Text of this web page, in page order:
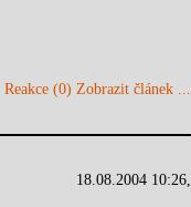
Reakce (0) Zobrazit článek ...
18.08.2004 10:26,